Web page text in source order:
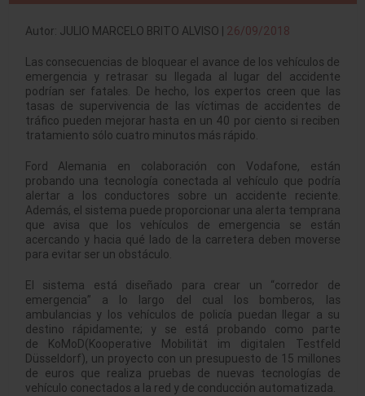
Autor: JULIO MARCELO BRITO ALVISO | 26/09/2018
Las consecuencias de bloquear el avance de los vehículos de
emergencia y retrasar su llegada al lugar del accidente
podrían ser fatales. De hecho, los expertos creen que las
tasas de supervivencia de las víctimas de accidentes de
tráfico pueden mejorar hasta en un 40 por ciento si reciben
tratamiento sólo cuatro minutos más rápido.
Ford Alemania en colaboración con Vodafone, están
probando una tecnología conectada al vehículo que podría
alertar a los conductores sobre un accidente reciente.
Además, el sistema puede proporcionar una alerta temprana
que avisa que los vehículos de emergencia se están
acercando y hacia qué lado de la carretera deben moverse
para evitar ser un obstáculo.
El sistema está diseñado para crear un “corredor de
emergencia” a lo largo del cual los bomberos, las
ambulancias y los vehículos de policía puedan llegar a su
destino rápidamente; y se está probando como parte
de KoMoD(Kooperative Mobilität im digitalen Testfeld
Düsseldorf), un proyecto con un presupuesto de 15 millones
de euros que realiza pruebas de nuevas tecnologías de
vehículo conectados a la red y de conducción automatizada.